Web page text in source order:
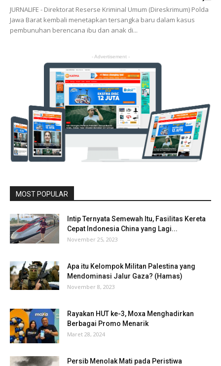
JURNALIFE - Direktorat Reserse Kriminal Umum (Direskrimum) Polda
Jawa Barat kembali menetapkan tersangka baru dalam kasus
pembunuhan berencana ibu dan anak di...
- Advertisement -
MOST POPULAR
Intip Ternyata Semewah Itu, Fasilitas Kereta
Cepat Indonesia China yang Lagi...
November 25, 2023
Apa itu Kelompok Militan Palestina yang
Mendominasi Jalur Gaza? (Hamas)
November 8, 2023
Rayakan HUT ke-3, Moxa Menghadirkan
Berbagai Promo Menarik
Maret 28, 2024
Persib Menolak Mati pada Peristiwa